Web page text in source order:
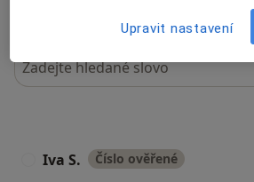
Hledejte v názorech
Iva S. Číslo ověřené
Upravit nastavení